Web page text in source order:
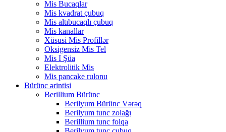
Mis Bucaqlar
Mis kvadrat çubuq
Mis altıbucaqlı çubuq
Mis kanallar
Xüsusi Mis Profillər
Oksigensiz Mis Tel
Mis I Şüa
Elektrolitik Mis
Mis pancake rulonu
Bürünc ərintisi
Berillium Bürünc
Berilyum Bürünc Vərəq
Berilyum tunc zolağı
Berillium tunc folqa